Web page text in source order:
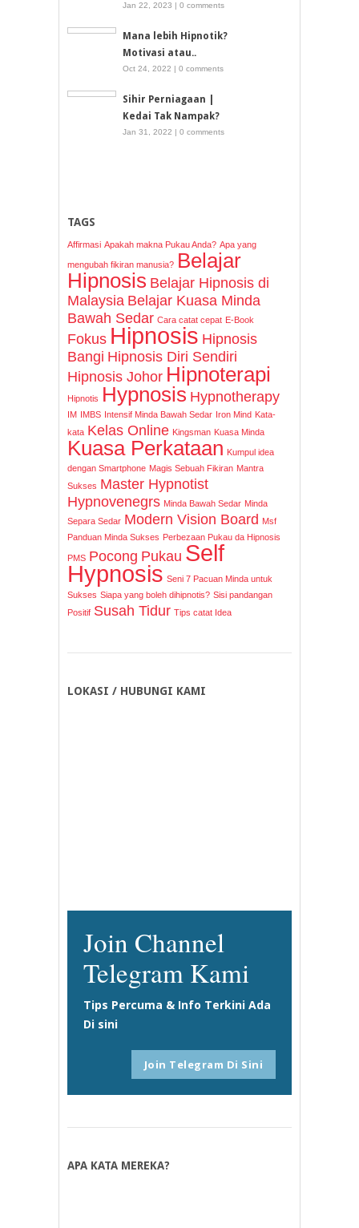
Jan 22, 2023 | 0 comments
Mana lebih Hipnotik?
Motivasi atau..
Oct 24, 2022 | 0 comments
Sihir Perniagaan |
Kedai Tak Nampak?
Jan 31, 2022 | 0 comments
TAGS
Affirmasi Apakah makna Pukau Anda? Apa yang
mengubah fikiran manusia? Belajar
Hipnosis Belajar Hipnosis di
Malaysia Belajar Kuasa Minda
Bawah Sedar Cara catat cepat E-Book
Fokus Hipnosis Hipnosis
Bangi Hipnosis Diri Sendiri
Hipnosis Johor Hipnoterapi
Hipnotis Hypnosis Hypnotherapy
IM IMBS Intensif Minda Bawah Sedar Iron Mind Kata-
kata Kelas Online Kingsman Kuasa Minda
Kuasa Perkataan Kumpul idea
dengan Smartphone Magis Sebuah Fikiran Mantra
Sukses Master Hypnotist
Hypnovenegrs Minda Bawah Sedar Minda
Separa Sedar Modern Vision Board Msf
Panduan Minda Sukses Perbezaan Pukau da Hipnosis
PMS Pocong Pukau Self
Hypnosis Seni 7 Pacuan Minda untuk
Sukses Siapa yang boleh dihipnotis? Sisi pandangan
Positif Susah Tidur Tips catat Idea
LOKASI / HUBUNGI KAMI
Join Channel
Telegram Kami
Tips Percuma & Info Terkini Ada
Di sini
Join Telegram Di Sini
APA KATA MEREKA?